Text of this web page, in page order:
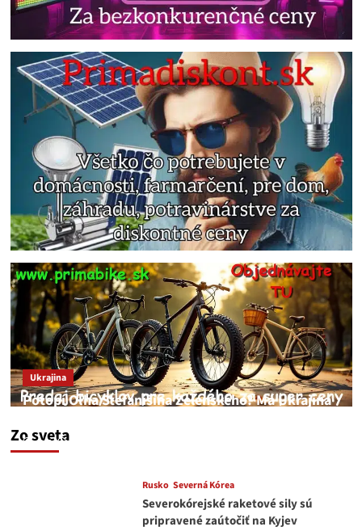
Zo sveta
Ukrajina
Potopí Oľha Stefanišina Zelenského? Má Ukrajina
JNS
Rusko Severná Kórea
Severokórejské raketové sily sú
pripravené zaútočiť na Kyjev